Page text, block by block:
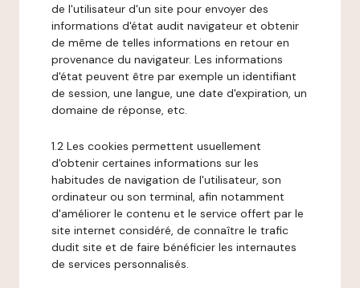
de l'utilisateur d'un site pour envoyer des
informations d'état audit navigateur et obtenir
de même de telles informations en retour en
provenance du navigateur. Les informations
d'état peuvent être par exemple un identifiant
de session, une langue, une date d'expiration, un
domaine de réponse, etc.
1.2 Les cookies permettent usuellement
d'obtenir certaines informations sur les
habitudes de navigation de l'utilisateur, son
ordinateur ou son terminal, afin notamment
d'améliorer le contenu et le service offert par le
site internet considéré, de connaître le trafic
dudit site et de faire bénéficier les internautes
de services personnalisés.